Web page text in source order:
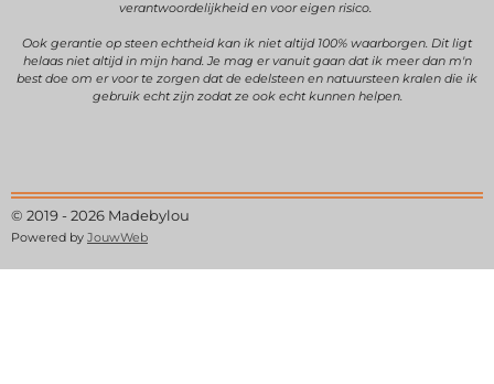
verantwoordelijkheid en voor eigen risico.
Ook gerantie op steen echtheid kan ik niet altijd 100% waarborgen. Dit ligt
helaas niet altijd in mijn hand. Je mag er vanuit gaan dat ik meer dan m'n
best doe om er voor te zorgen dat de edelsteen en natuursteen kralen die ik
gebruik echt zijn zodat ze ook echt kunnen helpen.
© 2019 - 2026 Madebylou
Powered by JouwWeb